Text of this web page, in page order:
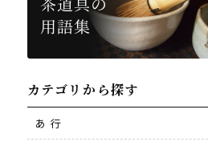
カテゴリから探す
あ 行